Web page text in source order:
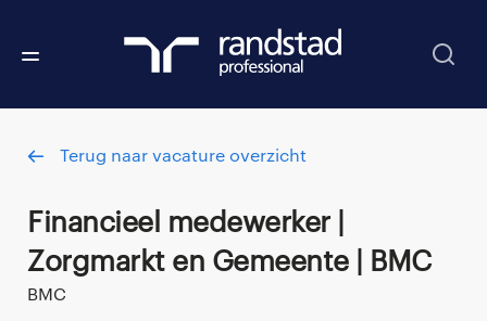
Terug naar vacature overzicht
Financieel medewerker |
Zorgmarkt en Gemeente | BMC
BMC